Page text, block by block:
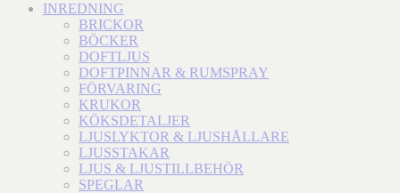
INREDNING
BRICKOR
BÖCKER
DOFTLJUS
DOFTPINNAR & RUMSPRAY
FÖRVARING
KRUKOR
KÖKSDETALJER
LJUSLYKTOR & LJUSHÅLLARE
LJUSSTAKAR
LJUS & LJUSTILLBEHÖR
SPEGLAR